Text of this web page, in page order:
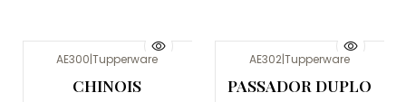
AE300|Tupperware
CHINOIS
AE302|Tupperware
PASSADOR DUPLO